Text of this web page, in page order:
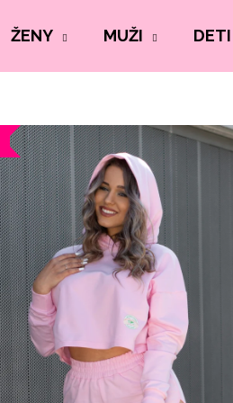
ŽENY MUŽI DETI